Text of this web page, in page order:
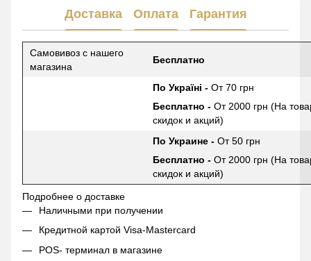
Доставка Оплата Гарантия
Самовивоз с нашего
магазина
Бесплатно
По Україні - От 70 грн
Бесплатно - От 2000 грн (На
скидок и акций)
По Украине - От 50 грн
Бесплатно - От 2000 грн (На
скидок и акций)
Подробнее о доставке
Наличными при получении
Кредитной картой Visa-Mastercard
POS- терминал в магазине